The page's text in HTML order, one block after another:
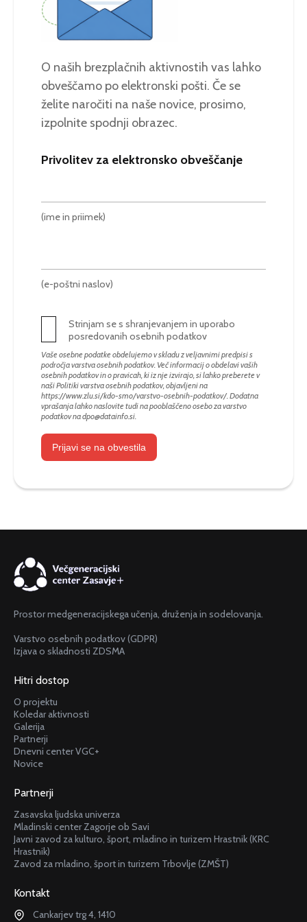
O naših brezplačnih aktivnostih vas lahko
obveščamo po elektronski pošti. Če se
želite naročiti na naše novice, prosimo,
izpolnite spodnji obrazec.
Privolitev za elektronsko obveščanje
(ime in priimek)
(e-poštni naslov)
Strinjam se s shranjevanjem in uporabo
posredovanih osebnih podatkov
Vaše osebne podatke obdelujemo v skladu z veljavnimi predpisi s
področja varstva osebnih podatkov. Več informacij o obdelavi vaših
osebnih podatkov in o pravicah, ki iz nje izvirajo, si lahko preberete v
naši Politiki varstva osebnih podatkov, objavljeni na
https://www.zlu.si/kdo-smo/varstvo-osebnih-podatkov/. Dodatna
vprašanja lahko naslovite tudi na pooblaščeno osebo za varstvo
podatkov nadpo@datainfo.si
Prijavi se na obvestila
Prostor medgeneracijskega učenja, druženja in sodelovanja.
Varstvo osebnih podatkov (GDPR)
Izjava o skladnosti ZDSMA
Hitri dostop
O projektu
Koledar aktivnosti
Galerija
Partnerji
Dnevni center VGC+
Novice
Partnerji
Zasavska ljudska univerza
Mladinski center Zagorje ob Savi
Javni zavod za kulturo, šport, mladino in turizem Hrastnik (KRC
Hrastnik)
Zavod za mladino, šport in turizem Trbovlje (ZMŠT)
Kontakt
Cankarjev trg 4, 1410